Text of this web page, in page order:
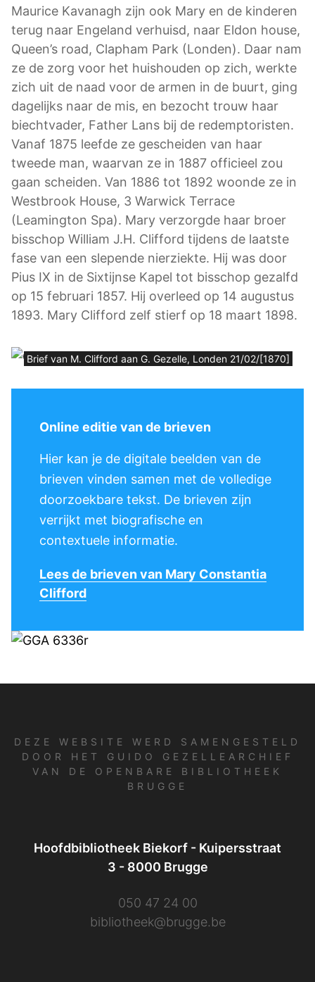
Maurice Kavanagh zijn ook Mary en de kinderen
terug naar Engeland verhuisd, naar Eldon house,
Queen’s road, Clapham Park (Londen). Daar nam
ze de zorg voor het huishouden op zich, werkte
zich uit de naad voor de armen in de buurt, ging
dagelijks naar de mis, en bezocht trouw haar
biechtvader, Father Lans bij de redemptoristen.
Vanaf 1875 leefde ze gescheiden van haar
tweede man, waarvan ze in 1887 officieel zou
gaan scheiden. Van 1886 tot 1892 woonde ze in
Westbrook House, 3 Warwick Terrace
(Leamington Spa). Mary verzorgde haar broer
bisschop William J.H. Clifford tijdens de laatste
fase van een slepende nierziekte. Hij was door
Pius IX in de Sixtijnse Kapel tot bisschop gezalfd
op 15 februari 1857. Hij overleed op 14 augustus
1893. Mary Clifford zelf stierf op 18 maart 1898.
Brief van M. Clifford aan G. Gezelle, Londen 21/02/[1870]
Online editie van de brieven
Hier kan je de digitale beelden van de
brieven vinden samen met de volledige
doorzoekbare tekst. De brieven zijn
verrijkt met biografische en
contextuele informatie.
Lees de brieven van Mary Constantia
Clifford
DEZE WEBSITE WERD SAMENGESTELD
DOOR HET GUIDO GEZELLEARCHIEF
VAN DE OPENBARE BIBLIOTHEEK
BRUGGE
Hoofdbibliotheek Biekorf - Kuipersstraat
3 - 8000 Brugge
050 47 24 00
bibliotheek@brugge.be